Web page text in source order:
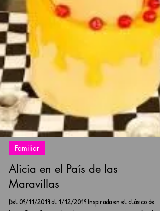
Familiar